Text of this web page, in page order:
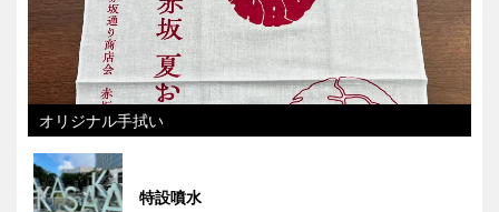
オリジナル手拭い
特設噴水